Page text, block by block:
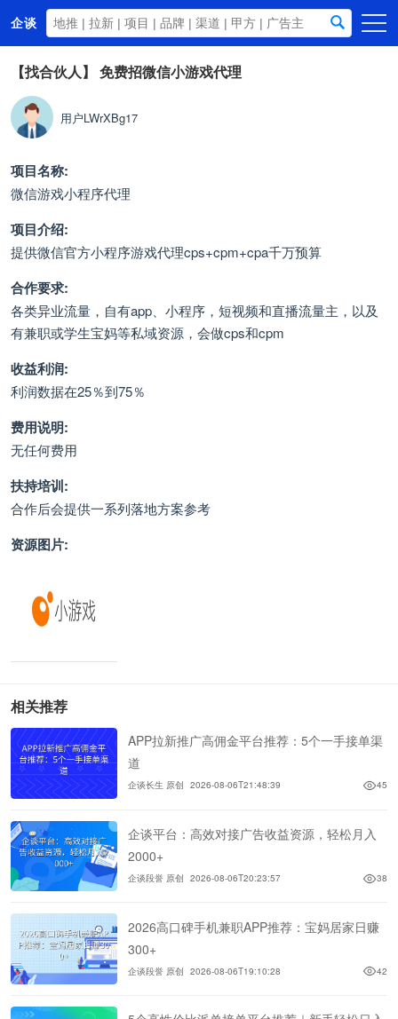
企谈
首页
商务资源
资讯动态
关于我们
【找合伙人】 免费招微信小游戏代理
用户LWrXBg17
项目名称:
微信游戏小程序代理
项目介绍:
提供微信官方小程序游戏代理cps+cpm+cpa千万预算
合作要求:
各类异业流量，自有app、小程序，短视频和直播流量主，以及
有兼职或学生宝妈等私域资源，会做cps和cpm
收益利润:
利润数据在25％到75％
费用说明:
无任何费用
扶持培训:
合作后会提供一系列落地方案参考
资源图片:
相关推荐
APP拉新推广高佣金平台推荐：5个一手接单渠
道
企谈长生 原创 2026-08-06T21:48:39 45
企谈平台：高效对接广告收益资源，轻松月入
2000+
企谈段誉 原创 2026-08-06T20:23:57 38
2026高口碑手机兼职APP推荐：宝妈居家日赚
300+
企谈段誉 原创 2026-08-06T19:10:28 42